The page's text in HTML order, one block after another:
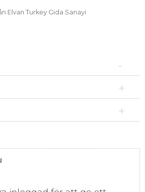
Elvan Turkey Gida Sanayi